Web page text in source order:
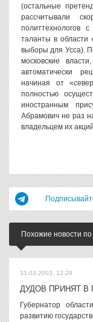
(остальные
рассчитывали
политтехнологов
таланты в области
выборы для Усса).
московские
автоматически
начиная от
полностью
иностранным
Абрамович не раз
владельцем их акций
Похожие новости
31.03.2003, 12:29
ДУДОВ ПРИНЯТ В
Губернатор
развитию